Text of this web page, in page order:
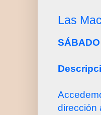
Las
dirección